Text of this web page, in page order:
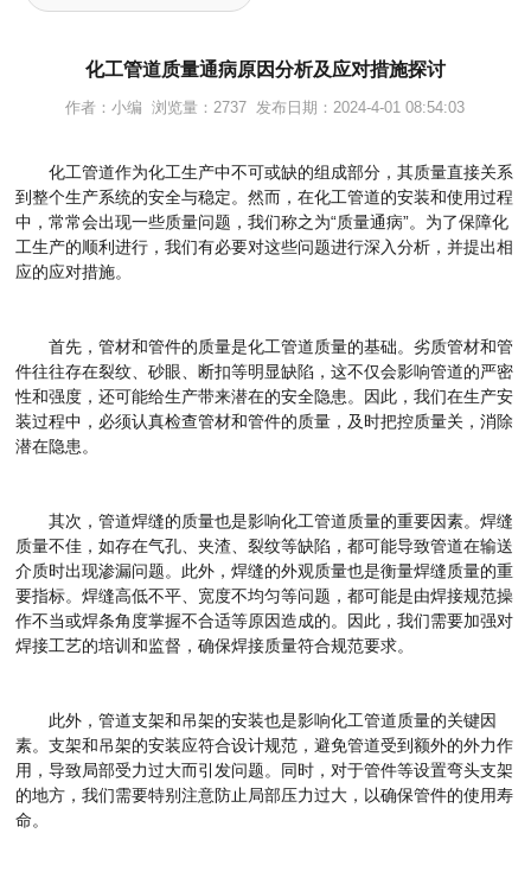
化工管道质量通病原因分析及应对措施探讨
作者：小编 浏览量：2737 发布日期：2024-4-01 08:54:03
化工管道作为化工生产中不可或缺的组成部分，其质量直接关系
到整个生产系统的安全与稳定。然而，在化工管道的安装和使用过程
中，常常会出现一些质量问题，我们称之为“质量通病”。为了保障化
工生产的顺利进行，我们有必要对这些问题进行深入分析，并提出相
应的应对措施。
首先，管材和管件的质量是化工管道质量的基础。劣质管材和管
件往往存在裂纹、砂眼、断扣等明显缺陷，这不仅会影响管道的严密
性和强度，还可能给生产带来潜在的安全隐患。因此，我们在生产安
装过程中，必须认真检查管材和管件的质量，及时把控质量关，消除
潜在隐患。
其次，管道焊缝的质量也是影响化工管道质量的重要因素。焊缝
质量不佳，如存在气孔、夹渣、裂纹等缺陷，都可能导致管道在输送
介质时出现渗漏问题。此外，焊缝的外观质量也是衡量焊缝质量的重
要指标。焊缝高低不平、宽度不均匀等问题，都可能是由焊接规范操
作不当或焊条角度掌握不合适等原因造成的。因此，我们需要加强对
焊接工艺的培训和监督，确保焊接质量符合规范要求。
此外，管道支架和吊架的安装也是影响化工管道质量的关键因
素。支架和吊架的安装应符合设计规范，避免管道受到额外的外力作
用，导致局部受力过大而引发问题。同时，对于管件等设置弯头支架
的地方，我们需要特别注意防止局部压力过大，以确保管件的使用寿
命。